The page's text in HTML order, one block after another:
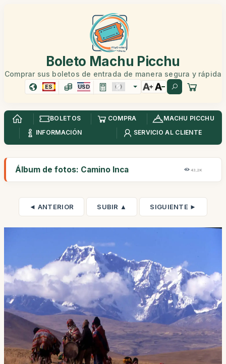
Boleto Machu Picchu
Comprar sus boletos de entrada de manera segura y rápida
ES USD
BOLETOS COMPRA
MACHU PICCHU
INFORMACIÓN
SERVICIO AL CLIENTE
Álbum de fotos: Camino Inca 43,2K
◄ ANTERIOR SUBIR ▲ SIGUIENTE ►